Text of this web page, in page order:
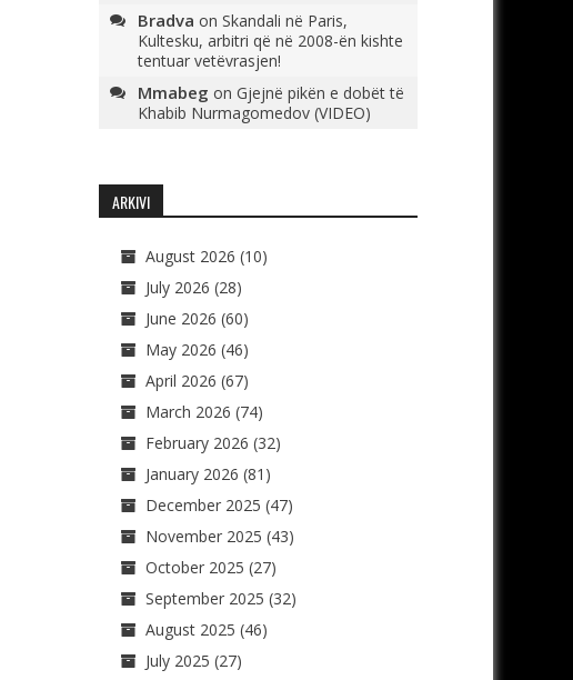
Bradva on Skandali në Paris,
Kultesku, arbitri që në 2008-ën kishte
tentuar vetëvrasjen!
Mmabeg on Gjejnë pikën e dobët të
Khabib Nurmagomedov (VIDEO)
ARKIVI
August 2026 (10)
July 2026 (28)
June 2026 (60)
May 2026 (46)
April 2026 (67)
March 2026 (74)
February 2026 (32)
January 2026 (81)
December 2025 (47)
November 2025 (43)
October 2025 (27)
September 2025 (32)
August 2025 (46)
July 2025 (27)